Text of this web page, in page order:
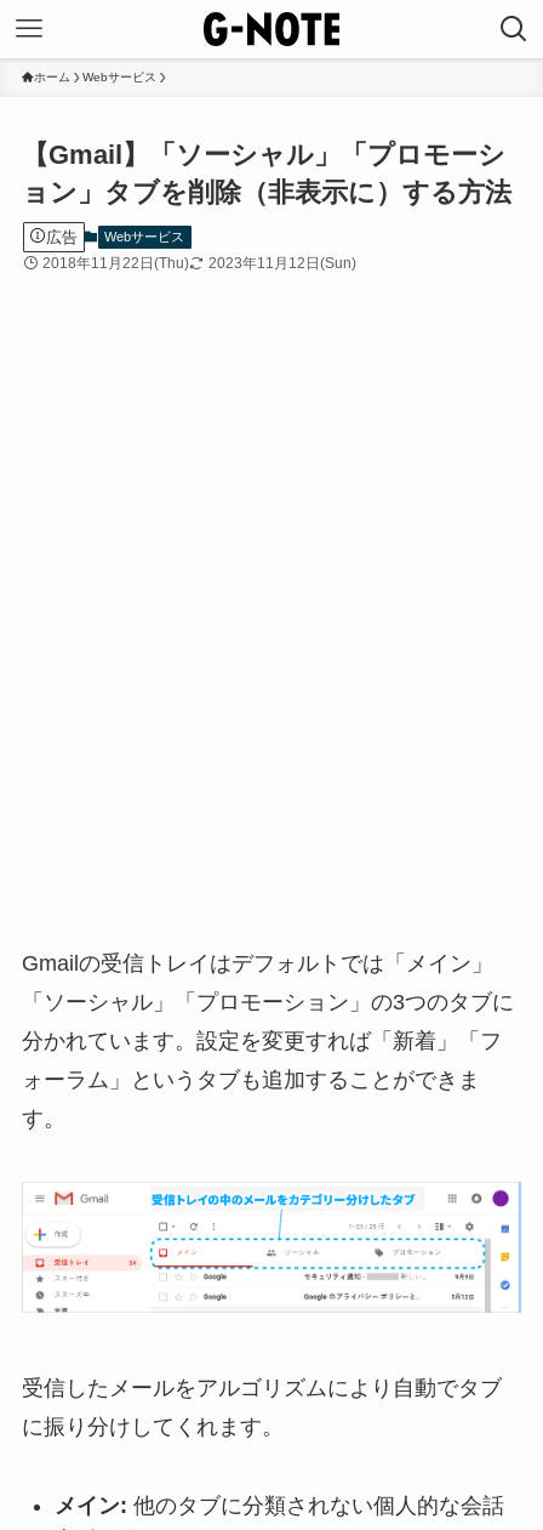
ホーム Webサービス
【Gmail】「ソーシャル」「プロモーシ
ョン」タブを削除（非表示に）する方法
広告 Webサービス
2018年11月22日(Thu) 2023年11月12日(Sun)
Gmailの受信トレイはデフォルトでは「メイン」
「ソーシャル」「プロモーション」の3つのタブに
分かれています。設定を変更すれば「新着」「フ
ォーラム」というタブも追加することができま
す。
受信したメールをアルゴリズムにより自動でタブ
に振り分けしてくれます。
メイン: 他のタブに分類されない個人的な会話